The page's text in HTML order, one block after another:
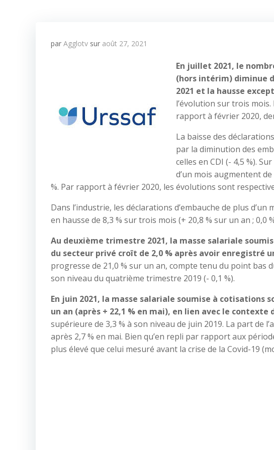
par Agglotv sur août 27, 2021
En juillet 2021, le
(hors intérim) diminue
2021 et la hausse
l’évolution sur trois mois.
rapport à février 2020,
La baisse des
par la diminution des
celles en CDI (- 4,5 %).
d’un mois augmentent
%. Par rapport à février 2020, les évolutions sont
Dans l’industrie, les déclarations d’embauche de plus
en hausse de 8,3 % sur trois mois (+ 20,8 % sur un an ; 0,0
Au deuxième trimestre 2021, la masse salariale
du secteur privé croît de 2,0 % après avoir enregistré
progresse de 21,0 % sur un an, compte tenu du point
son niveau du quatrième trimestre 2019 (- 0,1 %).
En juin 2021, la masse salariale soumise à cotisations
un an (après + 22,1 % en mai), en lien avec le
supérieure de 3,3 % à son niveau de juin 2019. La part de
après 2,7 % en mai. Bien qu’en repli par rapport aux
plus élevé que celui mesuré avant la crise de la Covid-19